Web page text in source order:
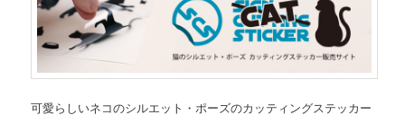
可愛らしいネコのシルエット・ポーズのカッティングステッカー